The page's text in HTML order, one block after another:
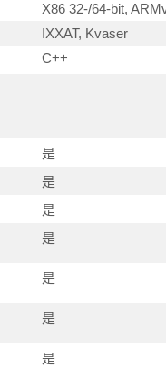
X86 32-/64-bit,
IXXAT, Kvaser
C++
是
是
是
是
是
是
是